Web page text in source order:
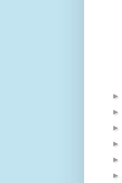
►
►
►
►
►
►